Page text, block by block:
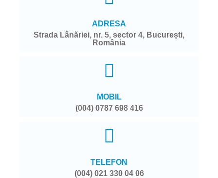
ADRESA
Strada Lânăriei, nr. 5, sector 4, București,
România
MOBIL
(004) 0787 698 416
TELEFON
(004) 021 330 04 06